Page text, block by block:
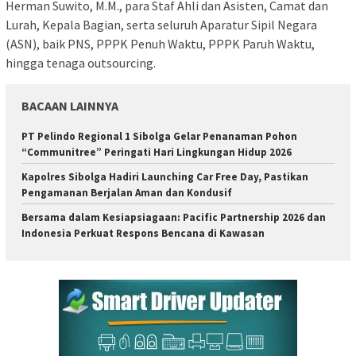
Herman Suwito, M.M., para Staf Ahli dan Asisten, Camat dan
Lurah, Kepala Bagian, serta seluruh Aparatur Sipil Negara
(ASN), baik PNS, PPPK Penuh Waktu, PPPK Paruh Waktu,
hingga tenaga outsourcing.
BACAAN LAINNYA
PT Pelindo Regional 1 Sibolga Gelar Penanaman Pohon
“Communitree” Peringati Hari Lingkungan Hidup 2026
Kapolres Sibolga Hadiri Launching Car Free Day, Pastikan
Pengamanan Berjalan Aman dan Kondusif
Bersama dalam Kesiapsiagaan: Pacific Partnership 2026 dan
Indonesia Perkuat Respons Bencana di Kawasan